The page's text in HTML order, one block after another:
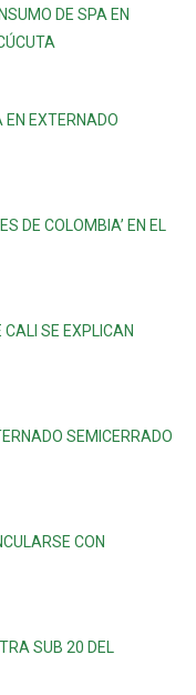
DE SPA EN
EN EXTERNADO
DE COLOMBIA’ EN EL
CALI SE EXPLICAN
SEMICERRADO
CON
SUB 20 DEL